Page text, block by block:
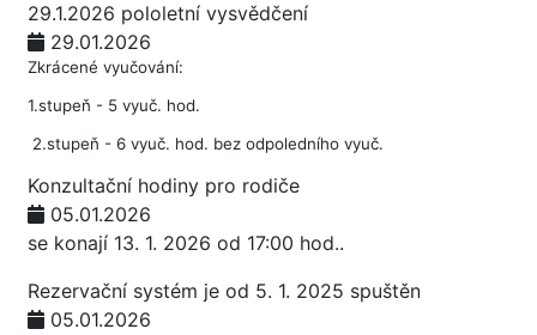
29.1.2026 pololetní vysvědčení
29.01.2026
Zkrácené vyučování:
1.stupeň - 5 vyuč. hod.
2.stupeň - 6 vyuč. hod. bez odpoledního vyuč.
Konzultační hodiny pro rodiče
05.01.2026
se konají 13. 1. 2026 od 17:00 hod..
Rezervační systém je od 5. 1. 2025 spuštěn
05.01.2026